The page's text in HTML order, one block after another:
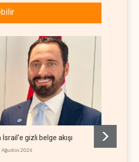
gizli belge akışı
Ağustos 2026